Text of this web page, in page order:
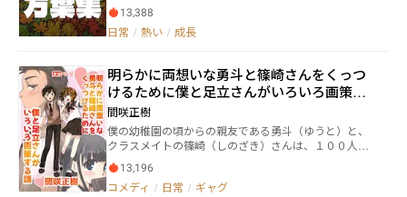
なのだろうと割り切って巫女としての仕事に生涯を注
ぐことに決めていた。 そんなある日、空が真っ赤に染
まった夕暮れ時。 巫女である楠葉が葛葉神社の鳥居の
は黒い袴を纏った茶髪の男が居た。 しかしその正体
は、人間に化けた狸。しかも不死身で倒すことのでき
ない、悪戯好きの妖怪バカ狸。 あまりの驚きで妖怪と
認識する前に、見たことのない美男な容姿に見惚れて
しまった楠葉は幻惑をかけられて結婚させられること
に。 その結婚生活は勿論平和なわけがなくて……！？
これは、三十路になって男に対して耐性のない気の強
い巫女と、悪戯好きからかい好き迷惑行為大好き妖怪
の化け狸の夫婦による奇想天外の結婚生活物語。
13,388
日常 / 熱い / 成長
明らかに両想いな勇斗と篠崎さんをくっつ
けるために僕と足立さんがいろいろ画策す
る話
間咲正樹
僕の幼稚園の頃からの親友である勇斗（ゆうと）と、
クラスメイトの篠崎（しのざき）さんは、１００人中
１００人が両想いだと断言するくらい、お互い想い合
っているのがバレバレな二人だ。 だが、大きな身体の
割には意外と慎重な勇斗は、一向に篠崎さんに告白す
13,196
コメディ / 日常 / ギャグ